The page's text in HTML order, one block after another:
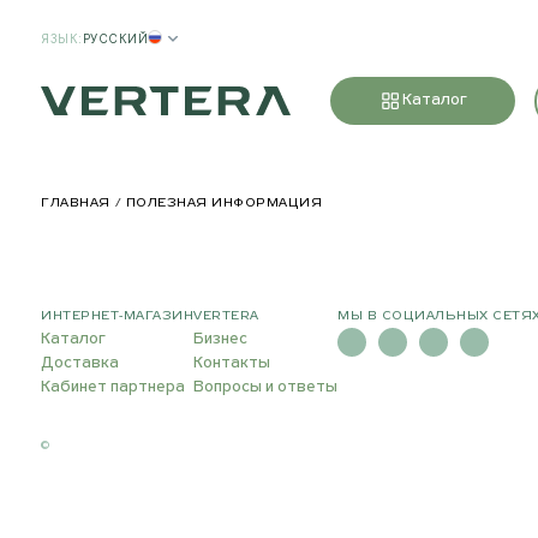
ЯЗЫК: РУССКИЙ
Каталог
ГЛАВНАЯ ПОЛЕЗНАЯ ИНФОРМАЦИЯ
ИНТЕРНЕТ-МАГАЗИН
Каталог
Доставка
Кабинет партнера
VERTERA
Бизнес
Контакты
Вопросы и ответы
МЫ В СОЦИАЛЬНЫХ
©